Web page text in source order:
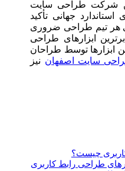
شرکت طراحی سایت
استاندارد جهانی تأکید
هر تیم طراحی ضروری
ابزارهای طراحی
ابزارها توسط طراحان
سایت اصفهان نیز
چیست؟